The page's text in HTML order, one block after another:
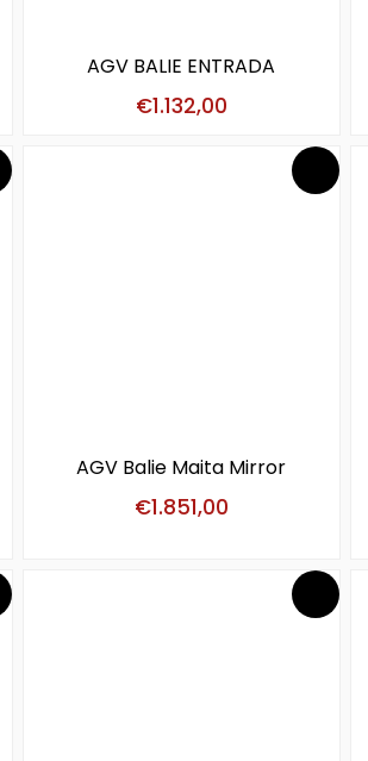
AGV BALIE ENTRADA
€1.132,00
AGV Balie Maita Mirror
€1.851,00